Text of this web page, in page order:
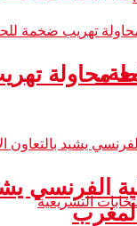
محاولة
الفرنسي